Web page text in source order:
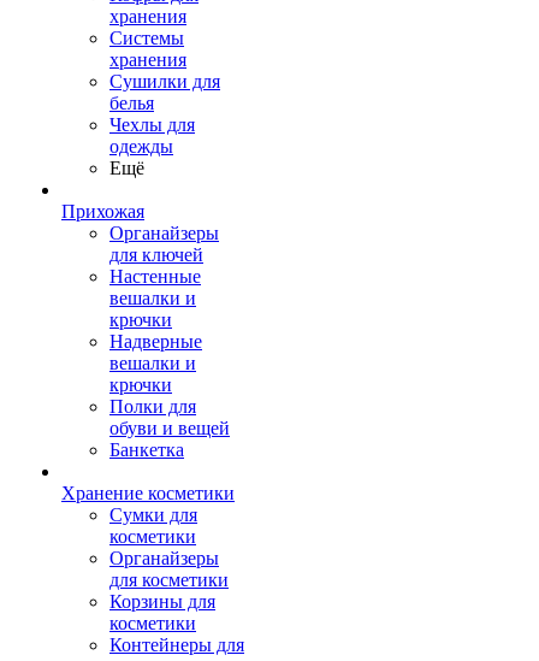
хранения
Системы
хранения
Сушилки для
белья
Чехлы для
одежды
Ещё
Прихожая
Органайзеры
для ключей
Настенные
вешалки и
крючки
Надверные
вешалки и
крючки
Полки для
обуви и вещей
Банкетка
Хранение косметики
Сумки для
косметики
Органайзеры
для косметики
Корзины для
косметики
Контейнеры для